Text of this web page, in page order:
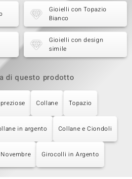
Gioielli con Topazio
Bianco
Gioielli con design
simile
di questo prodotto
Collane Topazio
in argento Collane e Ciondoli
Girocolli in Argento